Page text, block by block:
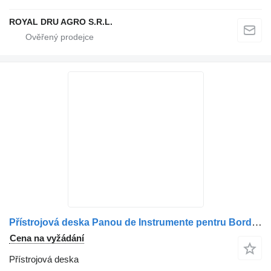
ROYAL DRU AGRO S.R.L.
Přístrojová deska Panou de Instrumente pentru Bord pro nákladní auta Solaris 15710102040100
Cena na vyžádání
Přístrojová deska